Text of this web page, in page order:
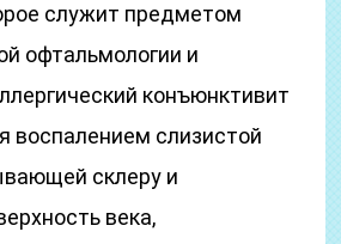
служит предметом
офтальмологии и
конъюнктивит
воспалением слизистой
склеру и
века,